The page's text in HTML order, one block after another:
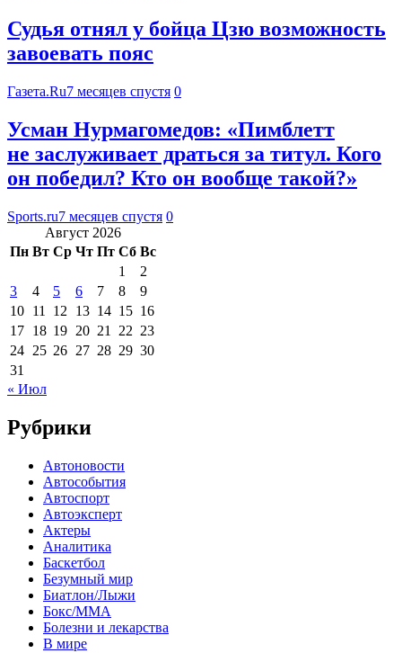
Судья отнял у бойца Цзю возможность
завоевать пояс
Газета.Ru7 месяцев спустя 0
Усман Нурмагомедов: «Пимблетт
не заслуживает драться за титул. Кого
он победил? Кто он вообще такой?»
Sports.ru7 месяцев спустя 0
Август 2026
Пн Вт Ср Чт Пт Сб Вс
1
2
3
4 5 6 7 8
9
10 11 12 13 14 15 16
17 18 19 20 21 22 23
24 25 26 27 28 29 30
31
« Июл
Рубрики
Автоновости
Автособытия
Автоспорт
Автоэксперт
Актеры
Аналитика
Баскетбол
Безумный мир
Биатлон/Лыжи
Бокс/MMA
Болезни и лекарства
В мире